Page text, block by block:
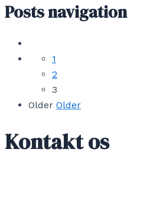
Posts navigation
1
2
3
Older Older
Kontakt os